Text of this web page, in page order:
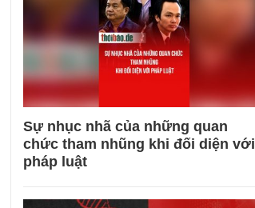
Sự nhục nhã của những quan
chức tham nhũng khi đối diện với
pháp luật